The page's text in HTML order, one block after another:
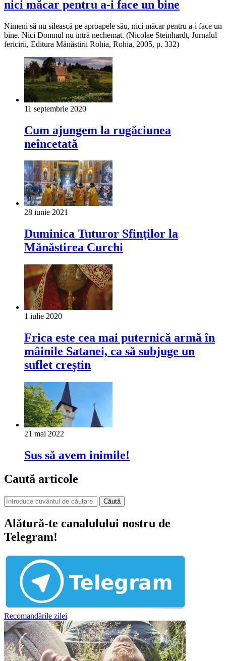
nici măcar pentru a-i face un bine
Nimeni să nu silească pe aproapele său, nici măcar pentru a-i face un
bine. Nici Domnul nu intră nechemat. (Nicolae Steinhardt, Jurnalul
fericirii, Editura Mănăstirii Rohia, Rohia, 2005, p. 332)
11 septembrie 2020
Cum ajungem la rugăciunea
neîncetată
28 iunie 2021
Duminica Tuturor Sfinţilor la
Mănăstirea Curchi
1 iulie 2020
Frica este cea mai puternică armă în
mâinile Satanei, ca să subjuge un
suflet creștin
21 mai 2022
Sus să avem inimile!
Caută articole
Căută
Alătură-te canalulului nostru de
Telegram!
Recomandările zilei